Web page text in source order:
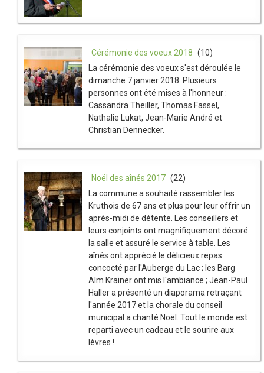
Cérémonie des voeux 2018 (10)
La cérémonie des voeux s'est déroulée le
dimanche 7 janvier 2018. Plusieurs
personnes ont été mises à l'honneur :
Cassandra Theiller, Thomas Fassel,
Nathalie Lukat, Jean-Marie André et
Christian Dennecker.
Noël des aînés 2017 (22)
La commune a souhaité rassembler les
Kruthois de 67 ans et plus pour leur offrir un
après-midi de détente. Les conseillers et
leurs conjoints ont magnifiquement décoré
la salle et assuré le service à table. Les
aînés ont apprécié le délicieux repas
concocté par l'Auberge du Lac ; les Barg
Alm Krainer ont mis l'ambiance ; Jean-Paul
Haller a présenté un diaporama retraçant
l'année 2017 et la chorale du conseil
municipal a chanté Noël. Tout le monde est
reparti avec un cadeau et le sourire aux
lèvres !